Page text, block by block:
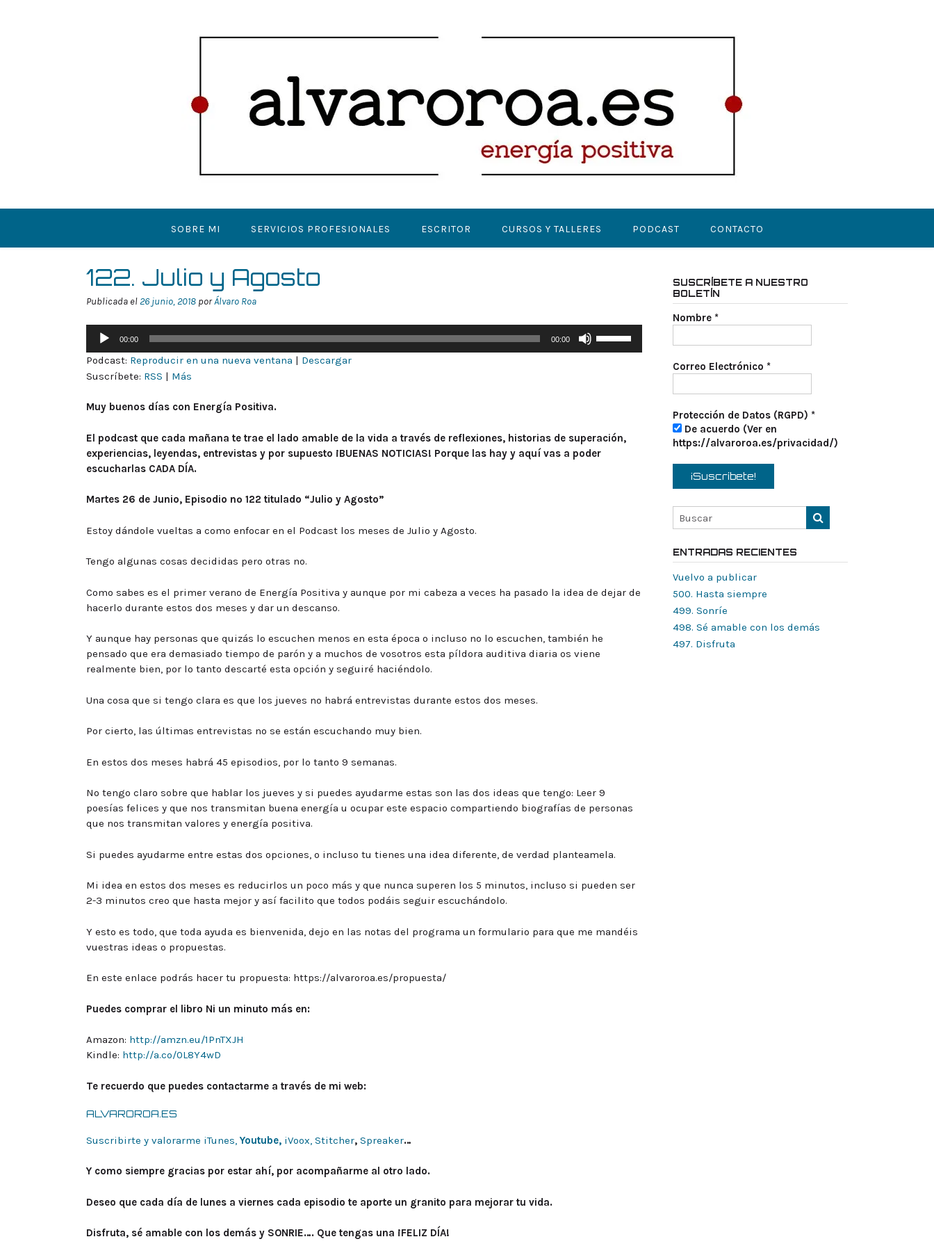
SOBRE MI SERVICIOS PROFESIONALES ESCRITOR CURSOS Y TALLERES PODCAST CONTACTO
122. Julio y Agosto
Publicada el26 junio, 2018 porÁlvaro Roa
Reproductor
audio
00:00 00:00
aumentar
o
Podcast: Reproducir en una nueva ventana | Descargar
Suscríbete: RSS | Más
Muy buenos días con Energía Positiva.
El podcast que cada mañana te trae el lado amable de la vida a través de reflexiones, historias de superación,
experiencias, leyendas, entrevistas y por supuesto ¡BUENAS NOTICIAS! Porque las hay y aquí vas a poder
escucharlas CADA DÍA.
Martes 26 de Junio, Episodio nº 122 titulado “Julio y Agosto”
Estoy dándole vueltas a como enfocar en el Podcast los meses de Julio y Agosto.
Tengo algunas cosas decididas pero otras no.
Como sabes es el primer verano de Energía Positiva y aunque por mi cabeza a veces ha pasado la idea de dejar de
hacerlo durante estos dos meses y dar un descanso.
Y aunque hay personas que quizás lo escuchen menos en esta época o incluso no lo escuchen, también he
pensado que era demasiado tiempo de parón y a muchos de vosotros esta píldora auditiva diaria os viene
realmente bien, por lo tanto descarté esta opción y seguiré haciéndolo.
Una cosa que si tengo clara es que los jueves no habrá entrevistas durante estos dos meses.
Por cierto, las últimas entrevistas no se están escuchando muy bien.
En estos dos meses habrá 45 episodios, por lo tanto 9 semanas.
No tengo claro sobre que hablar los jueves y si puedes ayudarme estas son las dos ideas que tengo: Leer 9
poesías felices y que nos transmitan buena energía u ocupar este espacio compartiendo biografías de personas
que nos transmitan valores y energía positiva.
Si puedes ayudarme entre estas dos opciones, o incluso tu tienes una idea diferente, de verdad planteamela.
Mi idea en estos dos meses es reducirlos un poco más y que nunca superen los 5 minutos, incluso si pueden ser
2-3 minutos creo que hasta mejor y así facilito que todos podáis seguir escuchándolo.
Y esto es todo, que toda ayuda es bienvenida, dejo en las notas del programa un formulario para que me mandéis
vuestras ideas o propuestas.
En este enlace podrás hacer tu propuesta: https://alvaroroa.es/propuesta/
Puedes comprar el libro Ni un minuto más en:
Amazon: http://amzn.eu/1PnTXJH
Kindle: http://a.co/0L8Y4wD
Te recuerdo que puedes contactarme a través de mi web:
ALVAROROA.ES
Suscribirte y valorarme iTunes, Youtube, iVoox, Stitcher, Spreaker…
Y como siempre gracias por estar ahí, por acompañarme al otro lado.
Deseo que cada día de lunes a viernes cada episodio te aporte un granito para mejorar tu vida.
Disfruta, sé amable con los demás y SONRIE…. Que tengas una ¡FELIZ DÍA!
SUSCRÍBETE A NUESTRO
BOLETÍN
Nombre *
Correo Electrónico *
Protección de Datos (RGPD) *
De acuerdo (Ver en
https://alvaroroa.es/privacidad/)
ENTRADAS RECIENTES
Vuelvo a publicar
500. Hasta siempre
499. Sonríe
498. Sé amable con los demás
497. Disfruta